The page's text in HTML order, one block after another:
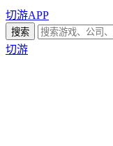
切游APP
切游